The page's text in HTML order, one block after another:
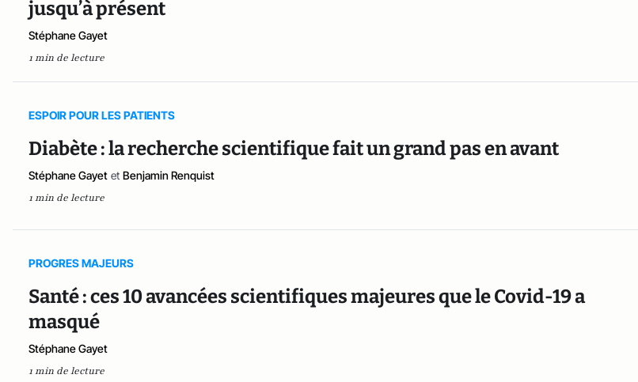
jusqu’à présent
Stéphane Gayet
1 min de lecture
ESPOIR POUR LES PATIENTS
Diabète : la recherche scientifique fait un grand pas en avant
Stéphane Gayet et Benjamin Renquist
1 min de lecture
PROGRES MAJEURS
Santé : ces 10 avancées scientifiques majeures que le Covid-19 a
masqué
Stéphane Gayet
1 min de lecture